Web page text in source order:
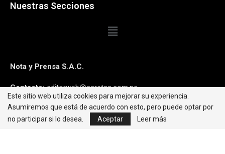
Nuestras Secciones
Nota y Prensa S.A.C.
Contacto:editorweb@caretas.com.pe
Síguenos:
Este sitio web utiliza cookies para mejorar su experiencia.
Asumiremos que está de acuerdo con esto, pero puede optar por
no participar si lo desea.
Aceptar Leer más